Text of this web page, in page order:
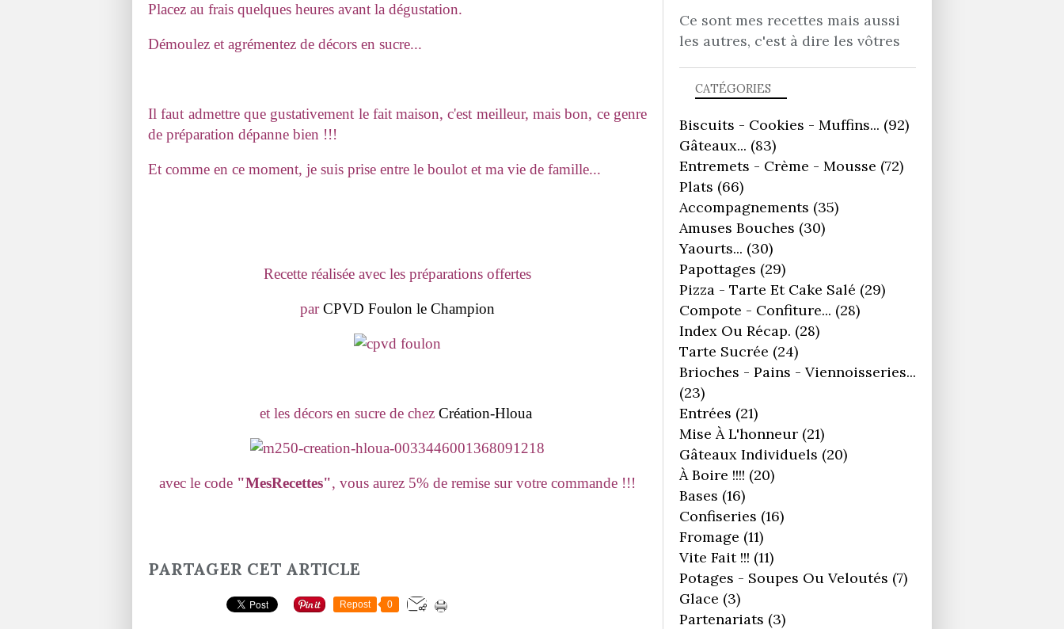
Placez au frais quelques heures avant la dégustation.
Démoulez et agrémentez de décors en sucre...
Il faut admettre que gustativement le fait maison, c'est meilleur, mais bon, ce genre
de préparation dépanne bien !!!
Et comme en ce moment, je suis prise entre le boulot et ma vie de famille...
Recette réalisée avec les préparations offertes
parCPVD Foulon le Champion
et les décors en sucre de chez Création-Hloua
avec le code "MesRecettes", vous aurez 5% de remise sur votre commande !!!
PARTAGER CET ARTICLE
Repost 0
Ce sont mes recettes mais aussi
les autres, c'est à dire les vôtres
CATÉGORIES
Biscuits - Cookies - Muffins... (92)
Gâteaux... (83)
Entremets - Crème - Mousse (72)
Plats (66)
Accompagnements (35)
Amuses Bouches (30)
Yaourts... (30)
Papottages (29)
Pizza - Tarte Et Cake Salé (29)
Compote - Confiture... (28)
Index Ou Récap. (28)
Tarte Sucrée (24)
Brioches - Pains - Viennoisseries...
(23)
Entrées (21)
Mise À L'honneur (21)
Gâteaux Individuels (20)
À Boire !!!! (20)
Bases (16)
Confiseries (16)
Fromage (11)
Vite Fait !!! (11)
Potages - Soupes Ou Veloutés (7)
Glace (3)
Partenariats (3)